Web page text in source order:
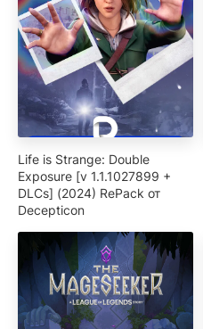
Life is Strange: Double
Exposure [v 1.1.1027899 +
DLCs] (2024) RePack от
Decepticon